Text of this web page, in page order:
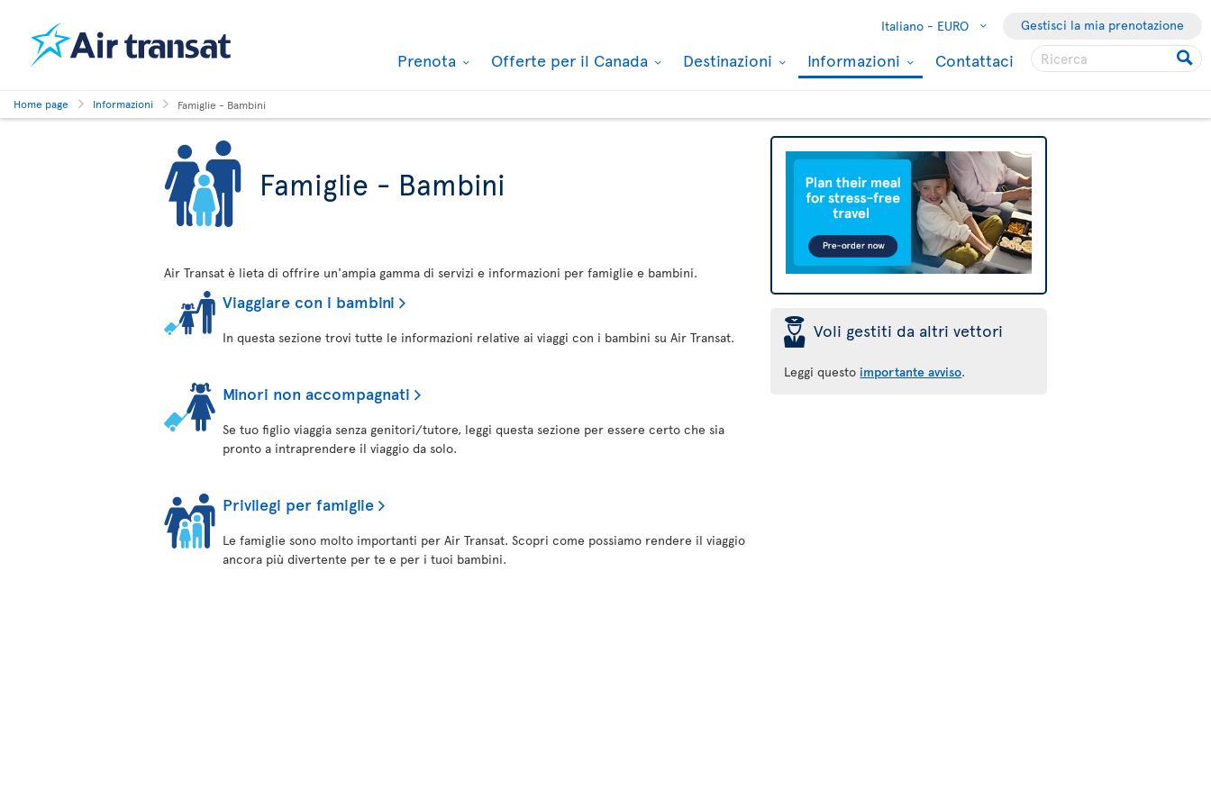
Italiano - EURO Gestisci la mia prenotazione
Prenota Offerte per il Canada Destinazioni Informazioni Contattaci
Home page Informazioni Famiglie - Bambini
Famiglie - Bambini
Air Transat è lieta di offrire un'ampia gamma di servizi e informazioni per famiglie e bambini.
Viaggiare con i bambini
In questa sezione trovi tutte le informazioni relative ai viaggi con i bambini su Air Transat.
Minori non accompagnati
Se tuo figlio viaggia senza genitori/tutore, leggi questa sezione per essere certo che sia
pronto a intraprendere il viaggio da solo.
Privilegi per famiglie
Le famiglie sono molto importanti per Air Transat. Scopri come possiamo rendere il viaggio
ancora più divertente per te e per i tuoi bambini.
þ Voli gestiti da altri vettori
Leggi questo importante avviso.